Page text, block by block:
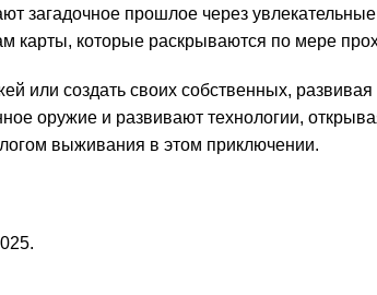
загадочное прошлое через
карты, которые раскрываются по мере
или создать своих собственных,
оружие и развивают технологии,
выживания в этом приключении.